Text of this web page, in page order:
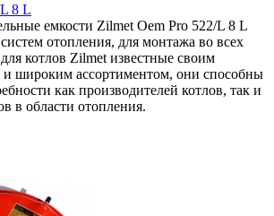
8 L
емкости Zilmet Oem Pro 522/L 8 L
отопления, для монтажа во всех
котлов Zilmet известные своим
и широким ассортиментом, они способны
как производителей котлов, так и
в области отопления.